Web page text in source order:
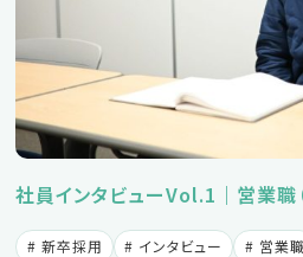
社員インタビューVol.1｜営業職
新卒採用 インタビュー 営業職